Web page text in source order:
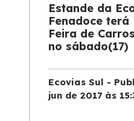
Estande da
Fenadoce terá
Feira de
no sábado(17)
Ecovias Sul -
jun de 2017 às